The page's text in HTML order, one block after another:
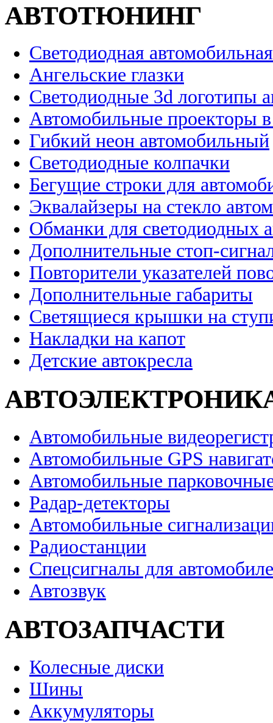
АВТОТЮНИНГ
Светодиодная
Ангельские глазки
Светодиодные 3d логотипы
Автомобильные проекторы
Гибкий неон автомобильный
Светодиодные колпачки
Бегущие строки для
Эквалайзеры на стекло
Обманки для светодиодных
Дополнительные стоп-
Повторители указателей
Дополнительные габариты
Светящиеся крышки на
Накладки на капот
Детские автокресла
Автомобильные
Автомобильные GPS
Автомобильные
Радар-детекторы
Автомобильные
Радиостанции
Спецсигналы для
Автозвук
АВТОЗАПЧАСТИ
Колесные диски
Шины
Аккумуляторы